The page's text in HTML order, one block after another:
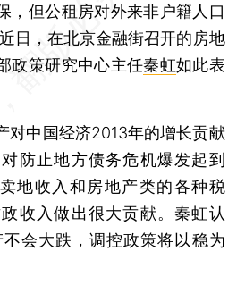
，但公租房对外来非户籍人口
日，在北京金融街召开的房地
政策研究中心主任秦虹如此表
中国经济2013年的增长贡献
防止地方债务危机爆发起到
地收入和房地产类的各种税
收入做出很大贡献。秦虹认
会大跌，调控政策将以稳为